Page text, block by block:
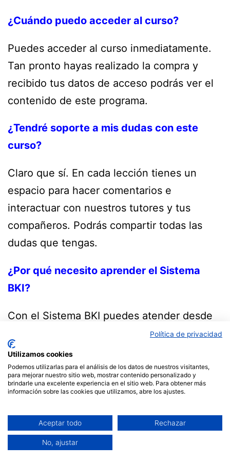
¿Cuándo puedo acceder al curso?
Puedes acceder al curso inmediatamente.
Tan pronto hayas realizado la compra y
recibido tus datos de acceso podrás ver el
contenido de este programa.
¿Tendré soporte a mis dudas con este
curso?
Claro que sí. En cada lección tienes un
espacio para hacer comentarios e
interactuar con nuestros tutores y tus
compañeros. Podrás compartir todas las
dudas que tengas.
¿Por qué necesito aprender el Sistema
BKI?
Con el Sistema BKI puedes atender desde
tu familia hasta pacientes, los resultado que
se obtiene gracias a la información que
obtiene el terapeuta de la parte
inconsciente de la mente de las personas
las personas recuperen su salud.
Política de privacidad
Utilizamos cookies
Podemos utilizarlas para el análisis de los datos de nuestros visitantes,
para mejorar nuestro sitio web, mostrar contenido personalizado y
brindarle una excelente experiencia en el sitio web. Para obtener más
información sobre las cookies que utilizamos, abre los ajustes.
Aceptar todo Rechazar
No, ajustar